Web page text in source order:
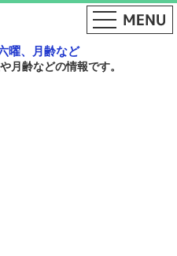
曜、月齢など
月齢などの情報です。